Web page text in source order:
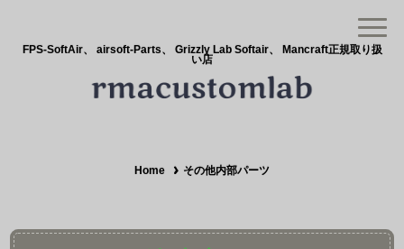
FPS-SoftAir、 airsoft-Parts、 Grizzly Lab Softair、 Mancraft正規取り扱
い店
Home その他内部パーツ